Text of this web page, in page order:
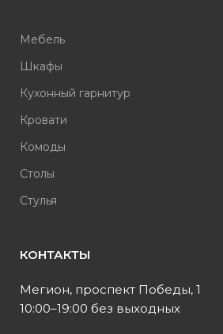
Мебель
Шкафы
Кухонный гарнитур
Кровати
Комоды
Столы
Стулья
КОНТАКТЫ
Мегион, проспект Победы, 1
10:00–19:00 без выходных